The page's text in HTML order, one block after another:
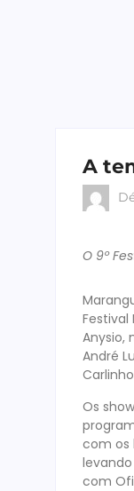
A
O 9º
Festival
Anysio,
André
Os
com os
com